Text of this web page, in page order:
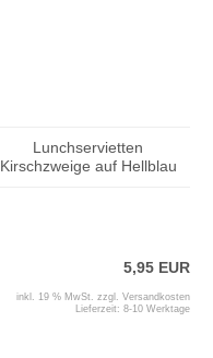
Lunchservietten
Kirschzweige auf Hellblau
5,95 EUR
inkl. 19 % MwSt. zzgl. Versandkosten
Lieferzeit: 8-10 Werktage